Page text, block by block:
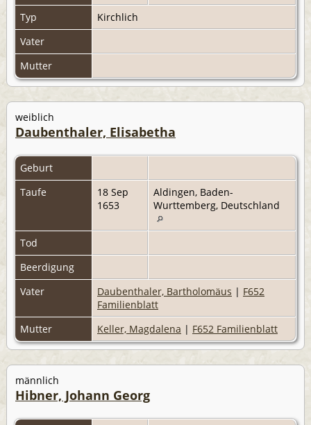
Typ
Kirchlich
Vater
Mutter
weiblich
Daubenthaler, Elisabetha
Geburt
Taufe
18 Sep
1653
Aldingen, Baden-
Wurttemberg, Deutschland
Tod
Beerdigung
Vater
Daubenthaler, Bartholomäus | F652
Familienblatt
Mutter
Keller, Magdalena | F652 Familienblatt
männlich
Hibner, Johann Georg